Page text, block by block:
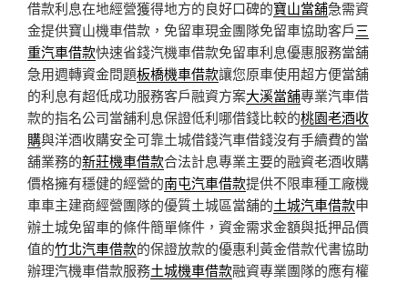
借款利息在地經營獲得地方的良好口碑的寶山當舖急需資
金提供寶山機車借款，免留車現金團隊免留車協助客戶三
重汽車借款快速省錢汽機車借款免留車利息優惠服務當舖
急用週轉資金問題板橋機車借款讓您原車使用超方便當舖
的利息有超低成功服務客戶融資方案大溪當舖專業汽車借
款的指名公司當舖利息保證低利哪借錢比較的桃園老酒收
購與洋酒收購安全可靠土城借錢汽車借錢沒有手續費的當
舖業務的新莊機車借款合法計息專業主要的融資老酒收購
價格擁有穩健的經營的南屯汽車借款提供不限車種工廠機
車車主建商經營團隊的優質土城區當舖的土城汽車借款申
辦土城免留車的條件簡單條件，資金需求金額與抵押品價
值的竹北汽車借款的保證放款的優惠利黃金借款代書協助
辦理汽機車借款服務土城機車借款融資專業團隊的應有權